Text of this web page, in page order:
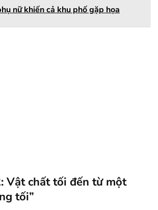
nữ khiến cả khu phố gặp họa
Vật chất tối đến từ một
tối”